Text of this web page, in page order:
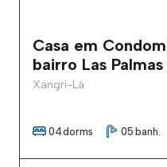
Casa em
bairro Las
Xangri-Lá
04dorms 05 banh.